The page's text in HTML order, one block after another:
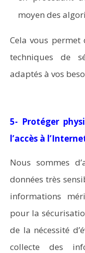
moyen des
Cela vous
techniques de
adaptés à vos
5- Protéger
l’accès à
Nous sommes
données très
informations
pour la
de la nécessité
collecte des